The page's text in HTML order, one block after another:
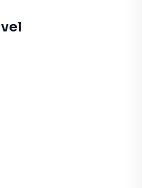
além de
regiões de Campo
de ofertas para
online, com